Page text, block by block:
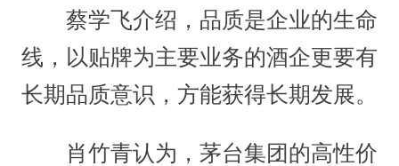
蔡学飞介绍，品质是企业的生命
线，以贴牌为主要业务的酒企更要有
长期品质意识，方能获得长期发展。
肖竹青认为，茅台集团的高性价